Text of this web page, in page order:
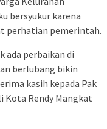
bersyukur karena
perhatian pemerintah.
ada perbaikan di
berlubang bikin
kasih kepada Pak
Kota Rendy Mangkat